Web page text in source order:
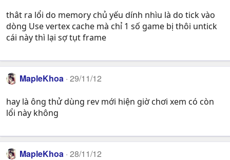
thât ra lổi do memory chủ yếu dính nhìu là do tick vào
dòng Use vertex cache mà chỉ 1 số game bị thôi untick
cái này thì lại sợ tụt frame
MapleKhoa 29/11/12
hay là ông thử dùng rev mới hiện giờ chơi xem có còn
lổi này không
MapleKhoa 28/11/12